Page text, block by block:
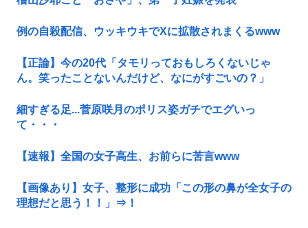
例の自殺配信、ウッキウキでXに拡散されまくるwww
【正論】今の20代「タモリっておもしろくないじゃ
ん。笑ったことないんだけど、なにがすごいの？」
細すぎる足...菅原咲月のポリス姿ガチでエグいっ
て・・・
【速報】全国の女子高生、お前らに苦言www
【画像あり】女子、整形に成功「この形の鼻が全女子の
理想だと思う！！」⇒！